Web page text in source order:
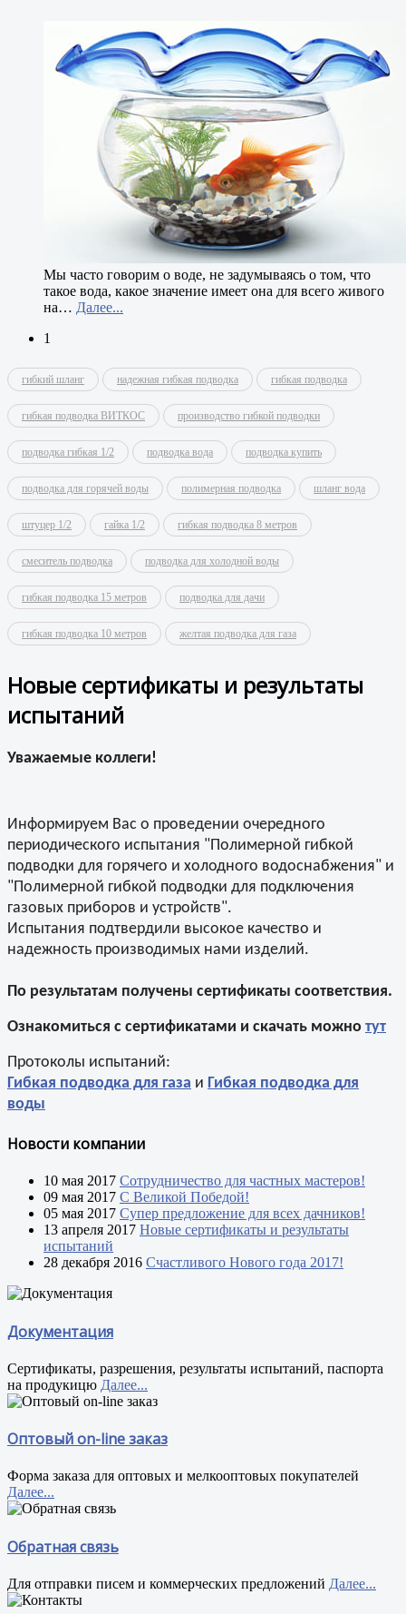
Мы часто говорим о воде, не задумываясь о том, что
такое вода, какое значение имеет она для всего живого
на… Далее...
1
гибкий шланг надежная гибкая подводка гибкая подводка
гибкая подводка ВИТКОС производство гибкой подводки
подводка гибкая 1/2 подводка вода подводка купить
подводка для горячей воды полимерная подводка шланг вода
штуцер 1/2 гайка 1/2 гибкая подводка 8 метров
смеситель подводка подводка для холодной воды
гибкая подводка 15 метров подводка для дачи
гибкая подводка 10 метров желтая подводка для газа
Новые сертификаты и результаты
испытаний
Уважаемые коллеги!
Информируем Вас о проведении очередного
периодического испытания "Полимерной гибкой
подводки для горячего и холодного водоснабжения" и
"Полимерной гибкой подводки для подключения
газовых приборов и устройств".
Испытания подтвердили высокое качество и
надежность производимых нами изделий.
По результатам получены сертификаты соответствия.
Ознакомиться с сертификатами и скачать можно тут
Протоколы испытаний:
Гибкая подводка для газа и Гибкая подводка для
воды
Новости компании
10 мая 2017 Сотрудничество для частных мастеров!
09 мая 2017 С Великой Победой!
05 мая 2017 Супер предложение для всех дачников!
13 апреля 2017 Новые сертификаты и результаты
испытаний
28 декабря 2016 Счастливого Нового года 2017!
Документация
Сертификаты, разрешения, результаты испытаний, паспорта
на продукицю Далее...
Оптовый on-line заказ
Форма заказа для оптовых и мелкооптовых покупателей
Далее...
Обратная связь
Для отправки писем и коммерческих предложений Далее...